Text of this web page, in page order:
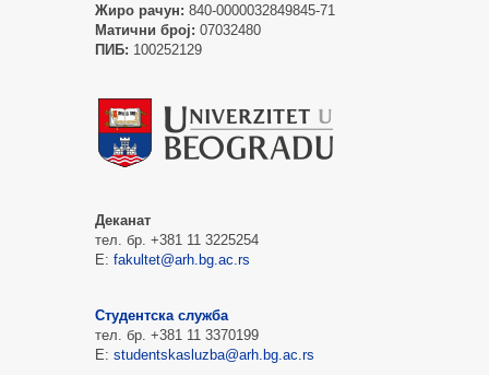
Жиро рачун: 840-0000032849845-71
Матични број: 07032480
ПИБ: 100252129
Деканат
тел. бр. +381 11 3225254
Е: fakultet@arh.bg.ac.rs
Студентска служба
тел. бр. +381 11 3370199
Е: studentskasluzba@arh.bg.ac.rs